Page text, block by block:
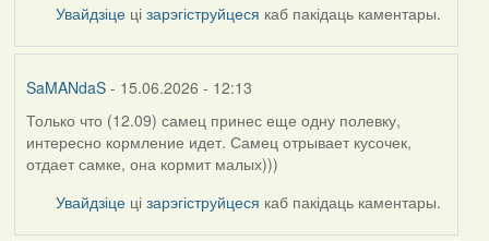
Увайдзіце цізарэгіструйцеся каб пакідаць каментары.
SaMANdaS- 15.06.2026 - 12:13
Только что (12.09) самец принес еще одну полевку,
интересно кормление идет. Самец отрывает кусочек,
отдает самке, она кормит малых)))
Увайдзіце цізарэгіструйцеся каб пакідаць каментары.